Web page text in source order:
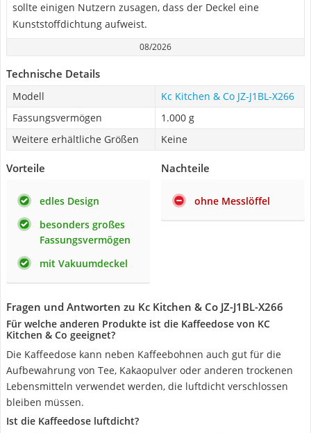
sollte einigen Nutzern zusagen, dass der Deckel eine
Kunststoffdichtung aufweist.
08/2026
Technische Details
Modell
Kc Kitchen & Co JZ-J1BL-X266
Fassungsvermögen
1.000 g
Weitere erhältliche Größen
Keine
Vorteile
edles Design
besonders großes
Fassungsvermögen
mit Vakuumdeckel
Nachteile
ohne Messlöffel
Fragen und Antworten zu Kc Kitchen & Co JZ-J1BL-X266
Für welche anderen Produkte ist die Kaffeedose von KC
Kitchen & Co geeignet?
Die Kaffeedose kann neben Kaffeebohnen auch gut für die
Aufbewahrung von Tee, Kakaopulver oder anderen trockenen
Lebensmitteln verwendet werden, die luftdicht verschlossen
bleiben müssen.
Ist die Kaffeedose luftdicht?